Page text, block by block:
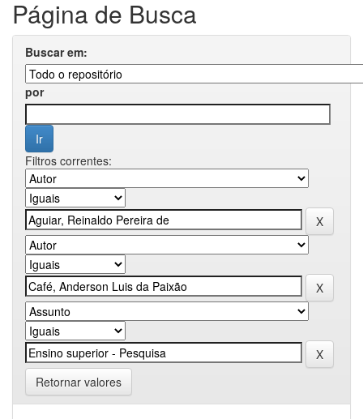
Página de Busca
Buscar em:
por
Filtros correntes:
Retornar valores